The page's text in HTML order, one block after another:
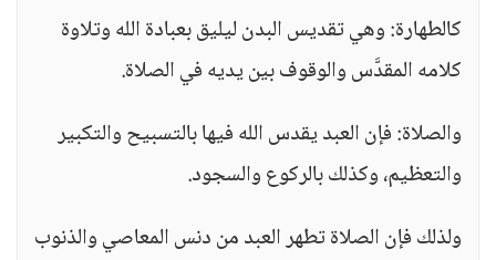
كالطهارة: وهي تقديس البدن ليليق بعبادة الله وتلاوة
كلامه المقدَّس والوقوف بين يديه في الصلاة.
والصلاة: فإن العبد يقدس الله فيها بالتسبيح والتكبير
والتعظيم، وكذلك بالركوع والسجود.
ولذلك فإن الصلاة تطهر العبد من دنس المعاصي والذنوب